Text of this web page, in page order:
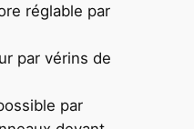
réglable par
par vérins de
par